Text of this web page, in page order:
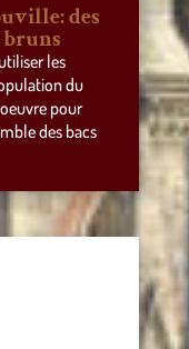
des
les
du
pour
des bacs